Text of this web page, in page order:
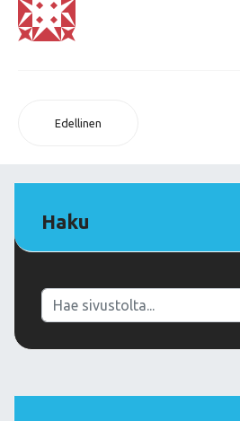
Edellinen
Haku
Haku